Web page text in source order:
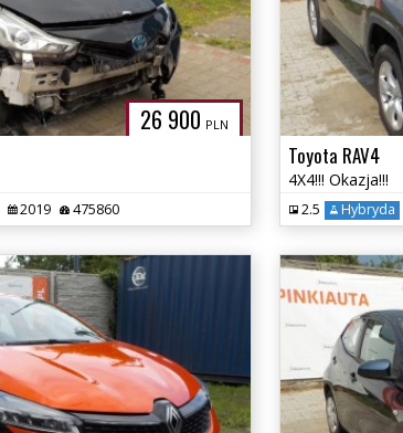
26 900 PLN
2019 475860
Toyota RAV4
4X4!!! Okazja!!!
2.5 Hybryda